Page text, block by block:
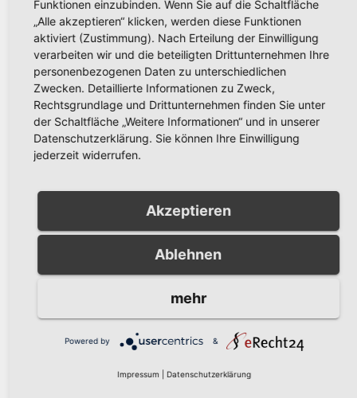
POLIZEIBERICHT
Schwerer Fahrradunfall in
Alt-Arnsberg: Polizei sucht
Zeugen
AUG. 5, 2026 KREISPOLIZEIBEHÖRDE
HOCHSAUERLANDKREIS
POLIZEIBERICHT
Einbruch in Musterhaus in
Arnsberg-Niedereimer:
Polizei sucht Zeugen
KREISPOLIZEIBEHÖRDE
Funktionen einzubinden. Wenn Sie auf die Schaltfläche
„Alle akzeptieren“ klicken, werden diese Funktionen
aktiviert (Zustimmung). Nach Erteilung der Einwilligung
verarbeiten wir und die beteiligten Drittunternehmen Ihre
personenbezogenen Daten zu unterschiedlichen
Zwecken. Detaillierte Informationen zu Zweck,
Rechtsgrundlage und Drittunternehmen finden Sie unter
der Schaltfläche „Weitere Informationen“ und in unserer
Datenschutzerklärung. Sie können Ihre Einwilligung
jederzeit widerrufen.
Akzeptieren
Ablehnen
mehr
Powered by &
Impressum Datenschutzerklärung